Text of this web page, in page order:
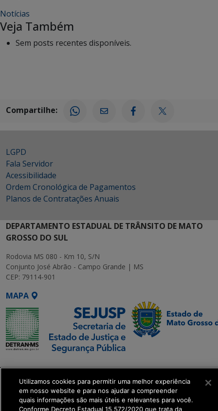
Notícias
Veja Também
Sem posts recentes disponíveis.
Compartilhe:
LGPD
Fala Servidor
Acessibilidade
Ordem Cronológica de Pagamentos
Planos de Contratações Anuais
DEPARTAMENTO ESTADUAL DE TRÂNSITO DE MATO
GROSSO DO SUL
Rodovia MS 080 - Km 10, S/N
Conjunto José Abrão - Campo Grande | MS
CEP: 79114-901
MAPA
SETDIG | Secretaria-
Executiva de
Transformação Digital
Utilizamos cookies para permitir uma melhor experiência
em nosso website e para nos ajudar a compreender
quais informações são mais úteis e relevantes para você.
Conforme Decreto Estadual 15.572/2020 que trata da